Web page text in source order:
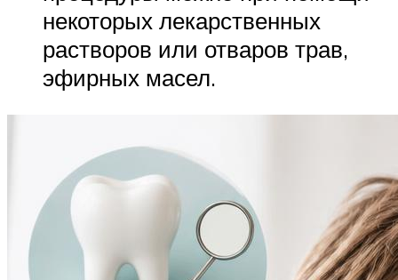
некоторых лекарственных
растворов или отваров трав,
эфирных масел.